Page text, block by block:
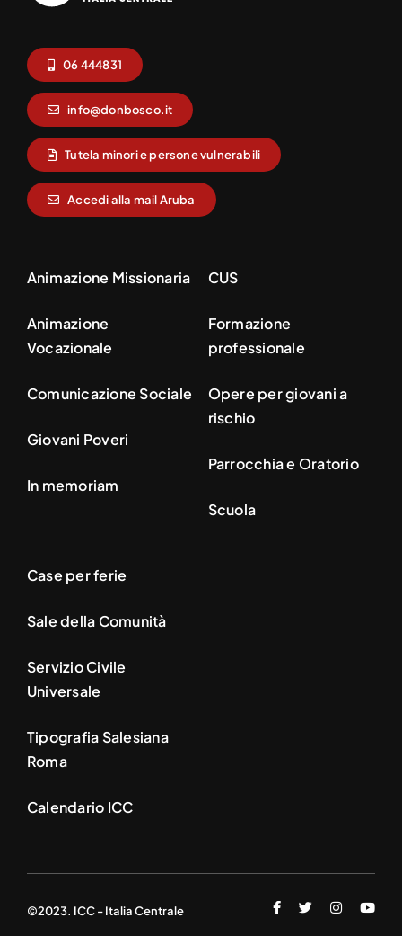
06 444831
info@donbosco.it
Tutela minori e persone vulnerabili
Accedi alla mail Aruba
Animazione Missionaria
Animazione
Vocazionale
Comunicazione Sociale
Giovani Poveri
In memoriam
CUS
Formazione
professionale
Opere per giovani a
rischio
Parrocchia e Oratorio
Scuola
Case per ferie
Sale della Comunità
Servizio Civile
Universale
Tipografia Salesiana
Roma
Calendario ICC
©2023. ICC - Italia Centrale